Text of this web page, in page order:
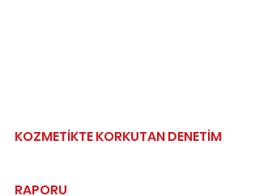
KOZMETİKTE KORKUTAN DENETİM
RAPORU